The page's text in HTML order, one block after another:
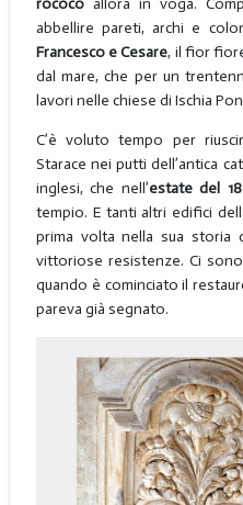
rococòallora in voga.
abbellire pareti, archi e
Francesco e Cesare, il fior
dal mare, che per un
lavori nelle chiese di Ischia
C’è voluto tempo per
Starace nei putti dell’antica
inglesi, che nell’estate del
tempio. E tanti altri edifici
prima volta nella sua storia
vittoriose resistenze. Ci
quando è cominciato il
pareva già segnato.